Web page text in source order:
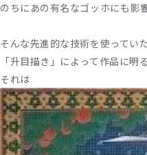
のちにあの有名なゴッホにも影
そんな先進的な技術を使ってい
「升目描き」によって作品に明
それは